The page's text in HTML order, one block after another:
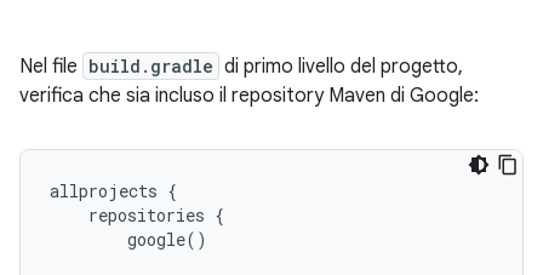
Nel file build.gradle di primo livello del progetto,
verifica che sia incluso il repository Maven di Google:
allprojects {
repositories {
google()